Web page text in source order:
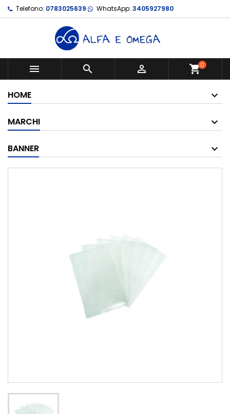
Telefono: 0783025639 WhatsApp: 3405927980
   shopping_cart0
HOME
MARCHI
BANNER